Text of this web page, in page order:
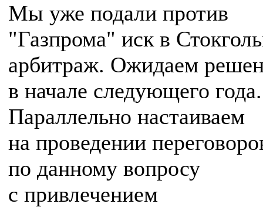
Мы уже подали против
"Газпрома" иск в
арбитраж. Ожидаем
в начале следующего года.
Параллельно настаиваем
на проведении
по данному вопросу
с привлечением